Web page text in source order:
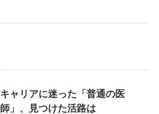
キャリアに迷った「普通の医
師」、見つけた活路は